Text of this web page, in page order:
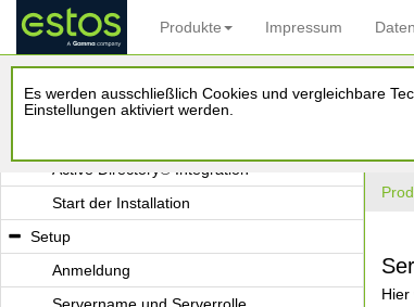
Es werden ausschließlich Cookies und vergleichbare
Einstellungen aktiviert werden.
Produkte Impressum
Einsatz mit Roaming Users
Installation
Systemvoraussetzungen
Active Directory® Integration
Start der Installation
Setup
Anmeldung
Hier